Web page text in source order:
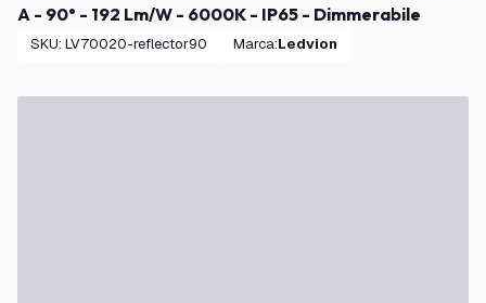
A - 90° - 192 Lm/W - 6000K - IP65 - Dimmerabile
SKU: LV70020-reflector90 Marca: Ledvion